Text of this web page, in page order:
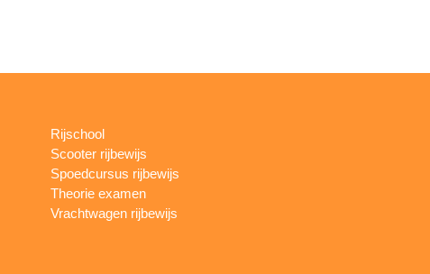
Rijschool
Scooter rijbewijs
Spoedcursus rijbewijs
Theorie examen
Vrachtwagen rijbewijs